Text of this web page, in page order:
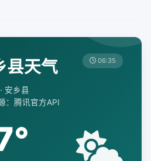
县天气
安乡县
：腾讯官方API
06:35